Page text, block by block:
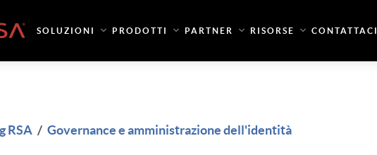
SOLUZIONI PRODOTTI PARTNER RISORSE CONTATTACI
RSA / Governance e amministrazione dell'identità